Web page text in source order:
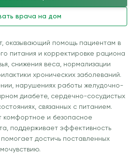
врача на дом
оказывающий помощь пациентам в
питания и корректировке рациона
снижения веса, нормализации
хронических заболеваний.
нарушениях работы желудочно-
диабете, сердечно-сосудистых
связанных с питанием.
комфортное и безопасное
поддерживает эффективность
достичь поставленных